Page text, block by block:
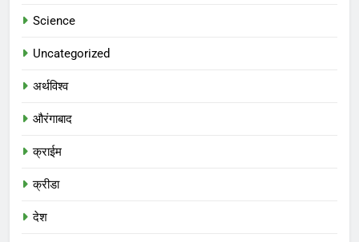
Science
Uncategorized
अर्थविश्व
औरंगाबाद
क्राईम
क्रीडा
देश